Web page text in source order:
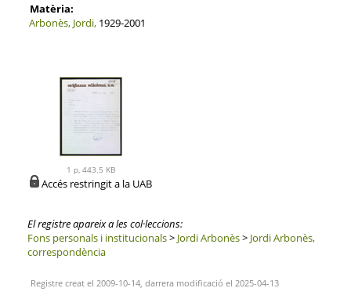
Matèria:
Arbonès, Jordi,1929-2001
1 p, 443.5 KB
Accés restringit a la UAB
El registre apareix a les col·leccions:
Fons personals i institucionals> Jordi Arbonès> Jordi Arbonès,
correspondència
Registre creat el 2009-10-14, darrera modificació el 2025-04-13